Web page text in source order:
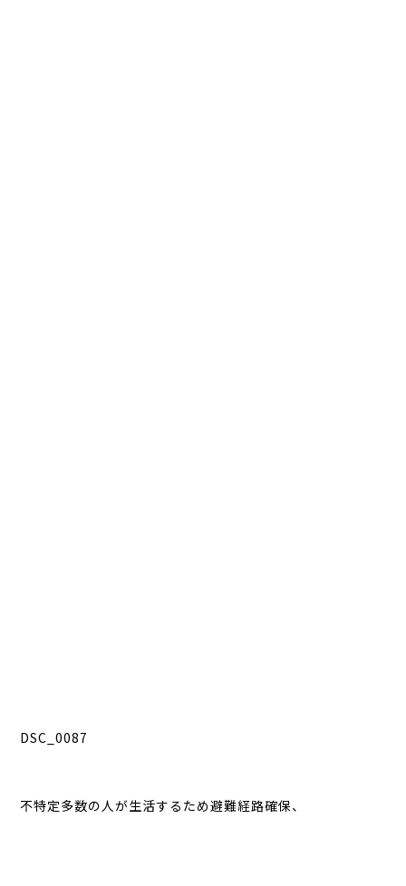
DSC_0087
不特定多数の人が生活するため避難経路確保、